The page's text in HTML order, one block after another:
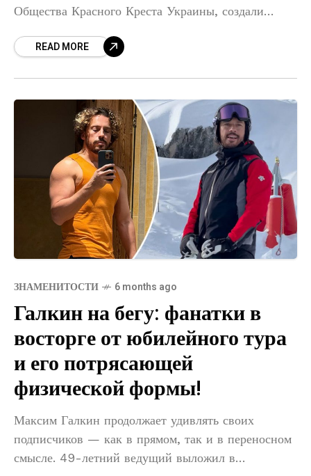
Общества Красного Креста Украины, создали
видео Павел завлекает свою возлюбленную
READ MORE
ЗНАМЕНИТОСТИ 6 months ago
Галкин на бегу: фанатки в
восторге от юбилейного тура
и его потрясающей
физической формы!
Максим Галкин продолжает удивлять своих
подписчиков — как в прямом, так и в переносном
смысле. 49-летний ведущий выложил в